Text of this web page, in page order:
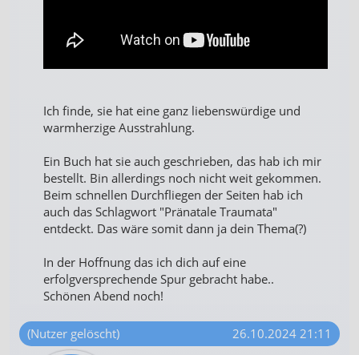
Ich finde, sie hat eine ganz liebenswürdige und
warmherzige Ausstrahlung.
Ein Buch hat sie auch geschrieben, das hab ich mir
bestellt. Bin allerdings noch nicht weit gekommen.
Beim schnellen Durchfliegen der Seiten hab ich
auch das Schlagwort "Pränatale Traumata"
entdeckt. Das wäre somit dann ja dein Thema(?)
In der Hoffnung das ich dich auf eine
erfolgversprechende Spur gebracht habe..
Schönen Abend noch!
(Nutzer gelöscht)
26.10.2024 21:11